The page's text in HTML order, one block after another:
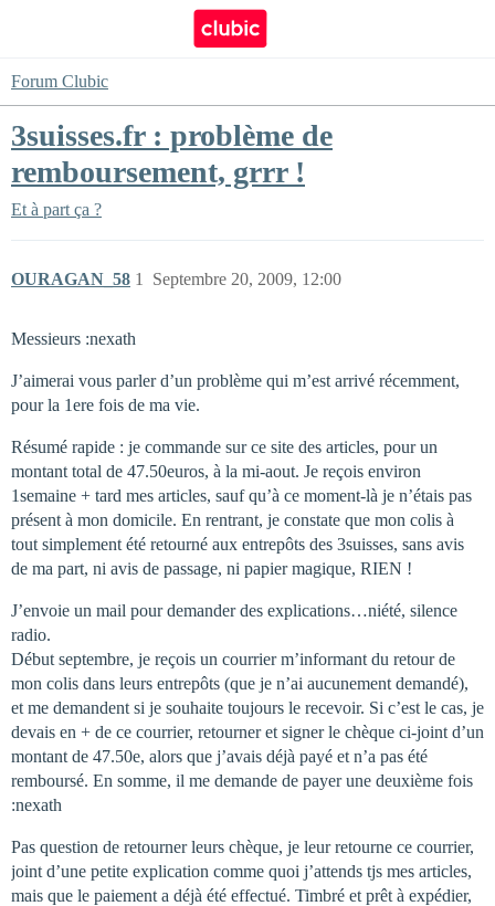
Forum Clubic
3suisses.fr : problème de
remboursement, grrr !
Et à part ça ?
OURAGAN_58 Septembre 20, 2009, 12:00
1
Messieurs :nexath
J’aimerai vous parler d’un problème qui m’est arrivé récemment,
pour la 1ere fois de ma vie.
Résumé rapide : je commande sur ce site des articles, pour un
montant total de 47.50euros, à la mi-aout. Je reçois environ
1semaine + tard mes articles, sauf qu’à ce moment-là je n’étais pas
présent à mon domicile. En rentrant, je constate que mon colis à
tout simplement été retourné aux entrepôts des 3suisses, sans avis
de ma part, ni avis de passage, ni papier magique, RIEN !
J’envoie un mail pour demander des explications…niété, silence
radio.
Début septembre, je reçois un courrier m’informant du retour de
mon colis dans leurs entrepôts (que je n’ai aucunement demandé),
et me demandent si je souhaite toujours le recevoir. Si c’est le cas, je
devais en + de ce courrier, retourner et signer le chèque ci-joint d’un
montant de 47.50e, alors que j’avais déjà payé et n’a pas été
remboursé. En somme, il me demande de payer une deuxième fois
:nexath
Pas question de retourner leurs chèque, je leur retourne ce courrier,
joint d’une petite explication comme quoi j’attends tjs mes articles,
mais que le paiement a déjà été effectué. Timbré et prêt à expédier,